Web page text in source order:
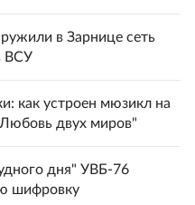
в Зарнице сеть
ВСУ
как устроен мюзикл на
двух миров"
дня" УВБ-76
шифровку